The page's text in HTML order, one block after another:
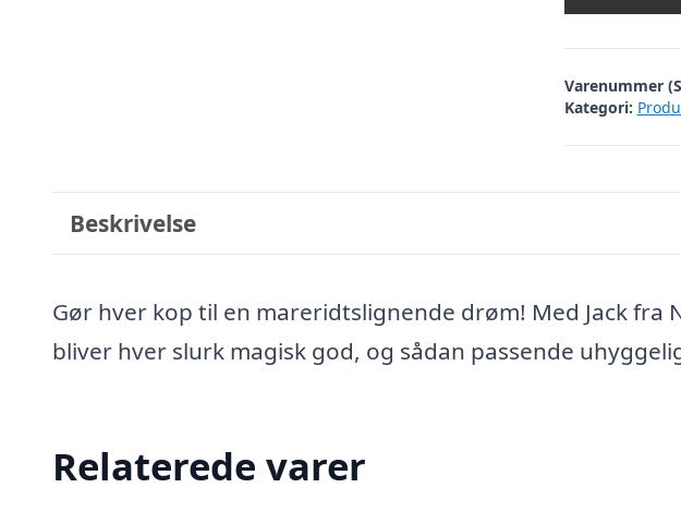
Varenummer
Kategori:
Beskrivelse
Gør hver kop til en mareridtslignende drøm! Med Jack fra
bliver hver slurk magisk god, og sådan passende
Relaterede varer